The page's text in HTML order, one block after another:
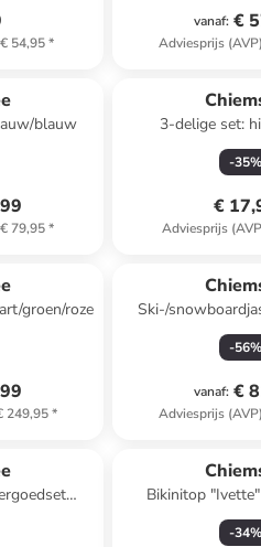
€ 54,95*
vanaf: €
Adviesprijs (AVP)
blauw
€ 79,95*
3-delige set:
-35%
€
Adviesprijs
groen/roze
249,95*
Ski-/
-56%
vanaf: €
Adviesprijs (AVP)
Bikinitop
-34%